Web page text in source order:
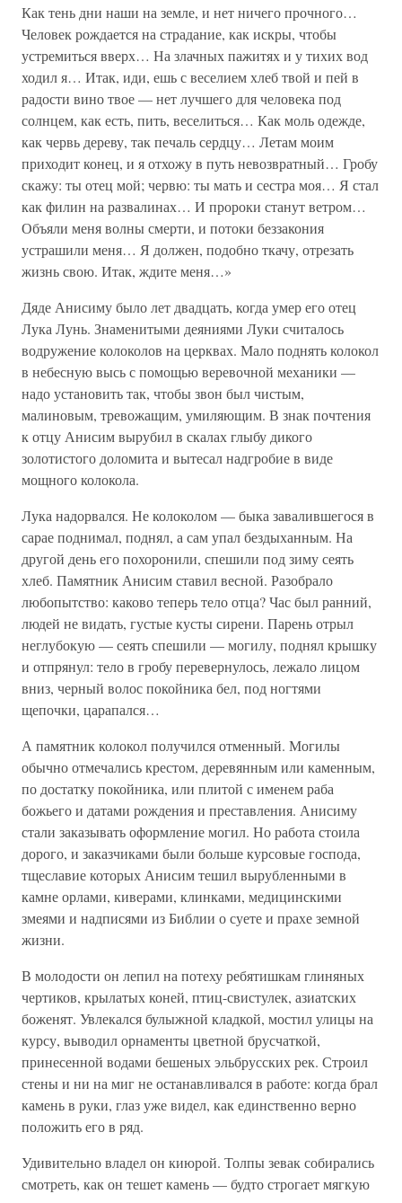
Как тень дни наши на земле, и нет ничего прочного…
Человек рождается на страдание, как искры, чтобы
устремиться вверх… На злачных пажитях и у тихих вод
ходил я… Итак, иди, ешь с веселием хлеб твой и пей в
радости вино твое — нет лучшего для человека под
солнцем, как есть, пить, веселиться… Как моль одежде,
как червь дереву, так печаль сердцу… Летам моим
приходит конец, и я отхожу в путь невозвратный… Гробу
скажу: ты отец мой; червю: ты мать и сестра моя… Я стал
как филин на развалинах… И пророки станут ветром…
Объяли меня волны смерти, и потоки беззакония
устрашили меня… Я должен, подобно ткачу, отрезать
жизнь свою. Итак, ждите меня…»
Дяде Анисиму было лет двадцать, когда умер его отец
Лука Лунь. Знаменитыми деяниями Луки считалось
водружение колоколов на церквах. Мало поднять колокол
в небесную высь с помощью веревочной механики —
надо установить так, чтобы звон был чистым,
малиновым, тревожащим, умиляющим. В знак почтения
к отцу Анисим вырубил в скалах глыбу дикого
золотистого доломита и вытесал надгробие в виде
мощного колокола.
Лука надорвался. Не колоколом — быка завалившегося в
сарае поднимал, поднял, а сам упал бездыханным. На
другой день его похоронили, спешили под зиму сеять
хлеб. Памятник Анисим ставил весной. Разобрало
любопытство: каково теперь тело отца? Час был ранний,
людей не видать, густые кусты сирени. Парень отрыл
неглубокую — сеять спешили — могилу, поднял крышку
и отпрянул: тело в гробу перевернулось, лежало лицом
вниз, черный волос покойника бел, под ногтями
щепочки, царапался…
А памятник колокол получился отменный. Могилы
обычно отмечались крестом, деревянным или каменным,
по достатку покойника, или плитой с именем раба
божьего и датами рождения и преставления. Анисиму
стали заказывать оформление могил. Но работа стоила
дорого, и заказчиками были больше курсовые господа,
тщеславие которых Анисим тешил вырубленными в
камне орлами, киверами, клинками, медицинскими
змеями и надписями из Библии о суете и прахе земной
жизни.
В молодости он лепил на потеху ребятишкам глиняных
чертиков, крылатых коней, птиц-свистулек, азиатских
боженят. Увлекался булыжной кладкой, мостил улицы на
курсу, выводил орнаменты цветной брусчаткой,
принесенной водами бешеных эльбрусских рек. Строил
стены и ни на миг не останавливался в работе: когда брал
камень в руки, глаз уже видел, как единственно верно
положить его в ряд.
Удивительно владел он киюрой. Толпы зевак собирались
смотреть, как он тешет камень — будто строгает мягкую